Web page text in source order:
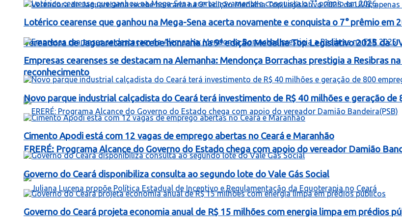
Vereadora de Jaguaretama recebe honraria na 9ª edição Medalha Top Legislativo 2025 da
reconhecimento
ERERÉ: Programa Alcance do Governo do Estado chega com apoio do vereador Damião
Lotérico cearense que ganhou na Mega-Sena acerta novamente e conquista o 7° prêmio em
Empresas cearenses se destacam na Alemanha: Mendonça Borrachas prestigia a Resibras
Novo parque industrial calçadista do Ceará terá investimento de R$ 40 milhões e geração de
Cimento Apodi está com 12 vagas de emprego abertas no Ceará e Maranhão
Governo do Ceará disponibiliza consulta ao segundo lote do Vale Gás Social
Governo do Ceará projeta economia anual de R$ 15 milhões com energia limpa em prédios